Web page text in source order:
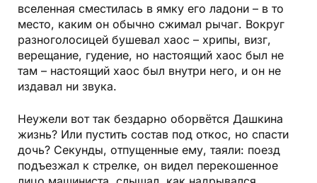
вселенная сместилась в ямку его ладони – в то
место, каким он обычно сжимал рычаг. Вокруг
разноголосицей бушевал хаос – хрипы, визг,
верещание, гудение, но настоящий хаос был не
там – настоящий хаос был внутри него, и он не
издавал ни звука.
Неужели вот так бездарно оборвётся Дашкина
жизнь? Или пустить состав под откос, но спасти
дочь? Секунды, отпущенные ему, таяли: поезд
подъезжал к стрелке, он видел перекошенное